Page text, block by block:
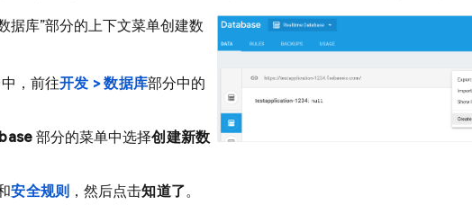
据库”部分的上下文菜单创建数
，前往开发 > 数据库部分中的
部分的菜单中选择创建新数
安全规则 ，然后点击知道了。